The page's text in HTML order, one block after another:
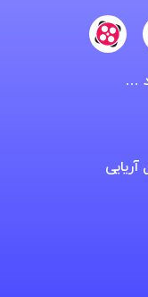
…
آریایی